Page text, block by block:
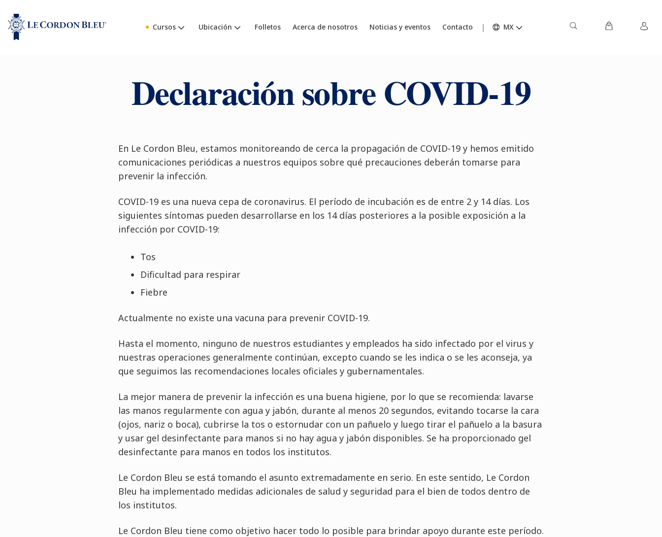
Cursos Ubicación Folletos Acerca de nosotros Noticias y eventos Contacto MX
Declaración sobre COVID-19
En Le Cordon Bleu, estamos monitoreando de cerca la propagación de COVID-19 y hemos emitido
comunicaciones periódicas a nuestros equipos sobre qué precauciones deberán tomarse para
prevenir la infección.
COVID-19 es una nueva cepa de coronavirus. El período de incubación es de entre 2 y 14 días. Los
siguientes síntomas pueden desarrollarse en los 14 días posteriores a la posible exposición a la
infección por COVID-19:
Tos
Dificultad para respirar
Fiebre
Actualmente no existe una vacuna para prevenir COVID-19.
Hasta el momento, ninguno de nuestros estudiantes y empleados ha sido infectado por el virus y
nuestras operaciones generalmente continúan, excepto cuando se les indica o se les aconseja, ya
que seguimos las recomendaciones locales oficiales y gubernamentales.
La mejor manera de prevenir la infección es una buena higiene, por lo que se recomienda: lavarse
las manos regularmente con agua y jabón, durante al menos 20 segundos, evitando tocarse la cara
(ojos, nariz o boca), cubrirse la tos o estornudar con un pañuelo y luego tirar el pañuelo a la basura
y usar gel desinfectante para manos si no hay agua y jabón disponibles. Se ha proporcionado gel
desinfectante para manos en todos los institutos.
Le Cordon Bleu se está tomando el asunto extremadamente en serio. En este sentido, Le Cordon
Bleu ha implementado medidas adicionales de salud y seguridad para el bien de todos dentro de
los institutos.
Le Cordon Bleu tiene como objetivo hacer todo lo posible para brindar apoyo durante este período.